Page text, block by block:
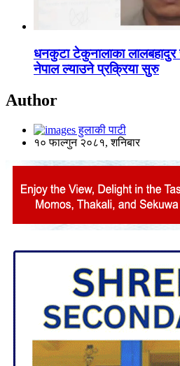
धनकुटा टेकुनालाका लालबहादुर
नेपाल ल्याउने प्रक्रिया सुरु
Author
हुलाकी पाटी
१० फाल्गुन २०८१, शनिबार